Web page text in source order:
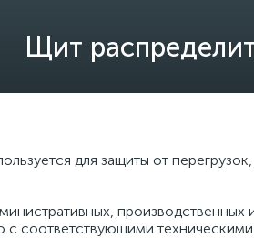
Щит
для защиты от
соответствующими